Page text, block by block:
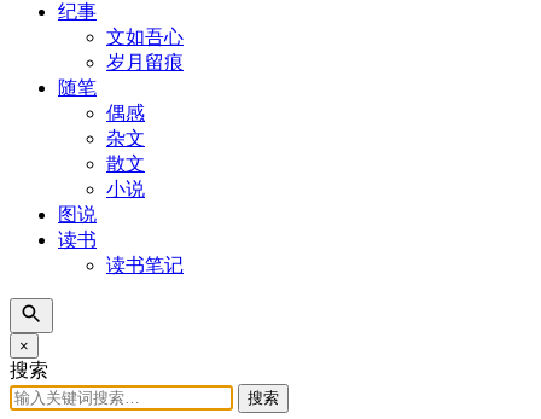
纪事
文如吾心
岁月留痕
随笔
偶感
杂文
散文
小说
图说
读书
读书笔记
×
搜索
搜索